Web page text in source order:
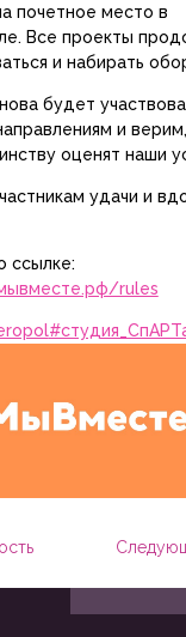
почетное место в
Все проекты
и набирать
будет
и
оценят наши
удачи и
ссылке:
rules